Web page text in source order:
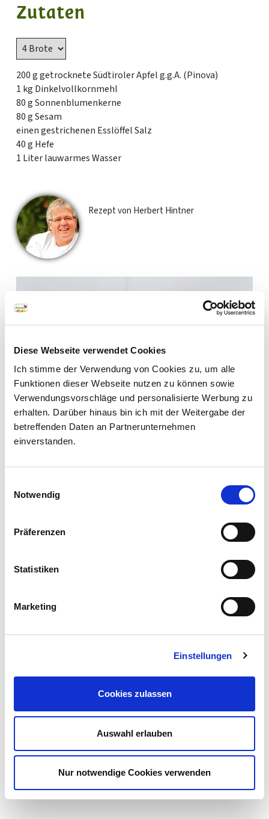
Diese Webseite verwendet Cookies
Ich stimme der Verwendung von Cookies zu, um alle
Funktionen dieser Webseite nutzen zu können sowie
Verwendungsvorschläge und personalisierte Werbung zu
erhalten. Darüber hinaus bin ich mit der Weitergabe der
betreffenden Daten an Partnerunternehmen
einverstanden.
Notwendig
Präferenzen
Statistiken
Marketing
Einstellungen
Cookies zulassen
Auswahl erlauben
Nur notwendige Cookies verwenden
Newsletter
Südtirols Bauern und
Herstellern über die
Schulter blicken und sich
von kreativen
Rezeptideen mit Apfel,
Speck und Milch
Newsletter macht’s
Nachname
*= Pflichtfelder
Zutaten
200 g getrocknete Südtiroler Apfel g.g.A. (Pinova)
1 kg Dinkelvollkornmehl
80 g Sonnenblumenkerne
80 g Sesam
einen gestrichenen Esslöffel Salz
40 g Hefe
1 Liter lauwarmes Wasser
Rezept von Herbert Hintner